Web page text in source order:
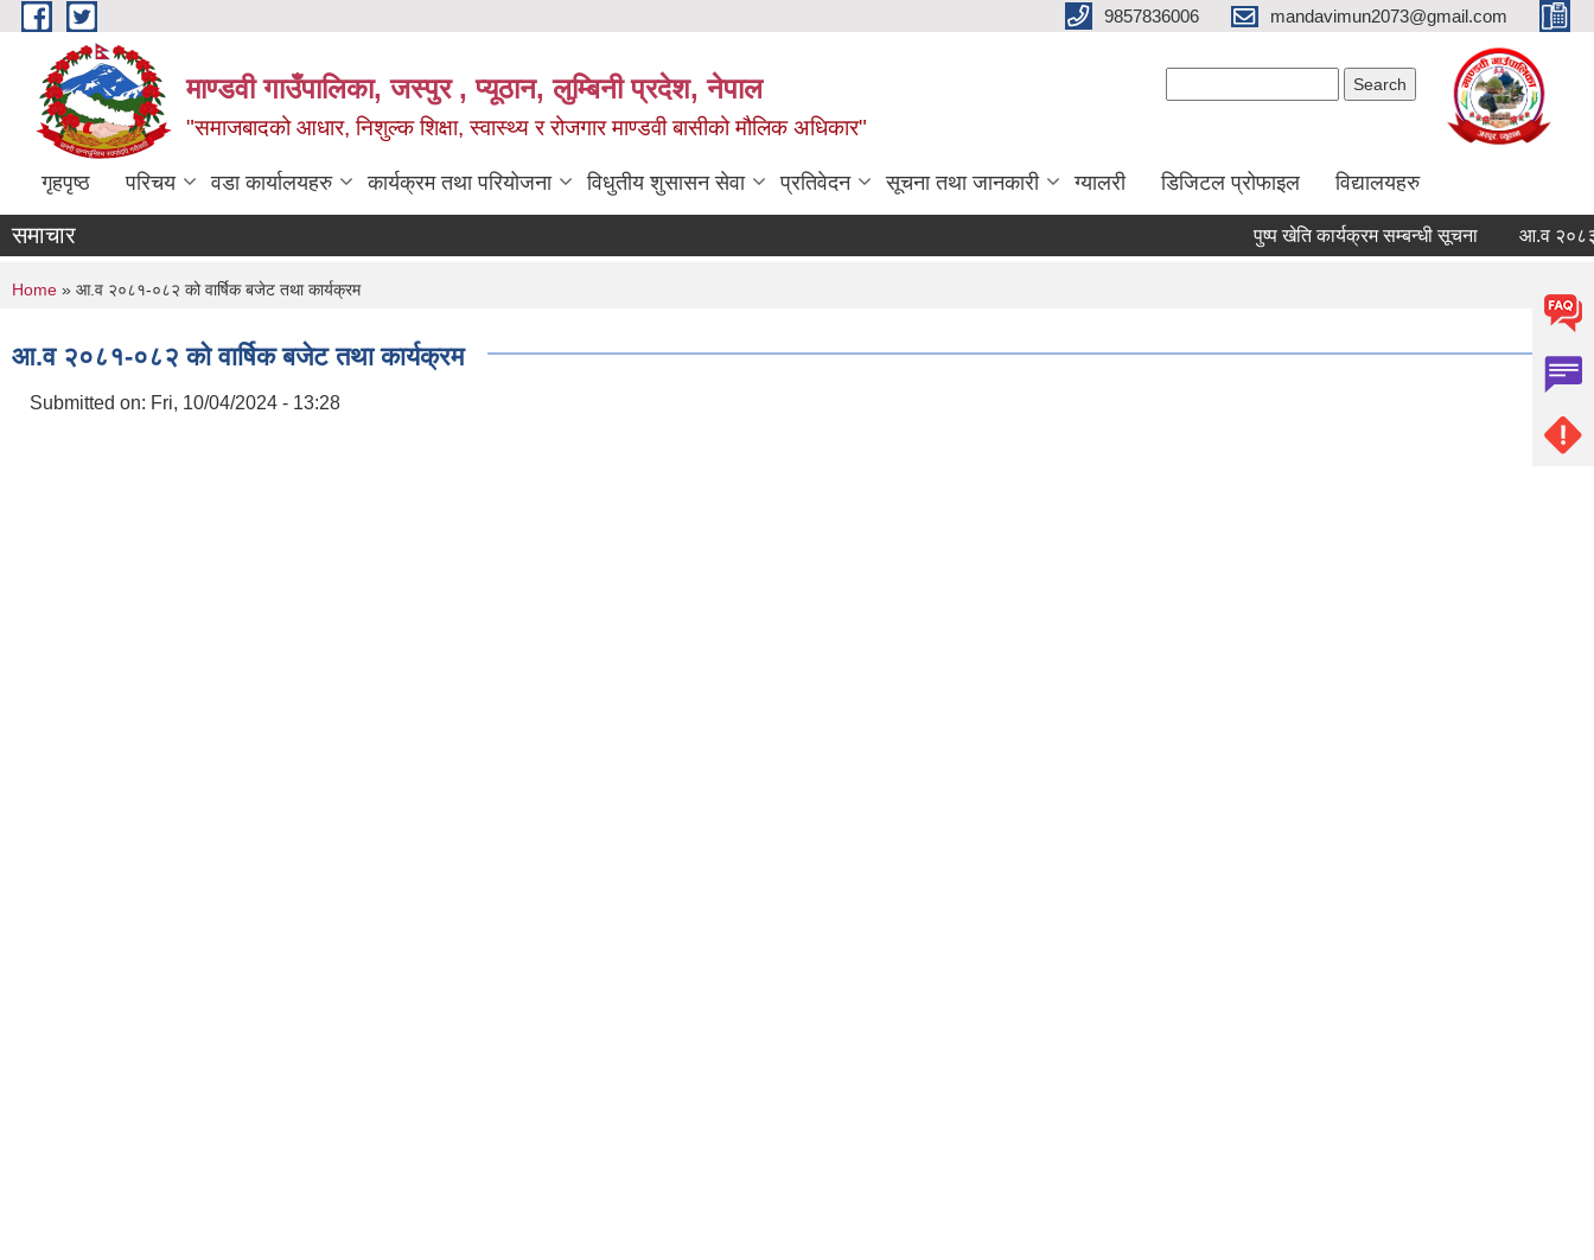
Skip to main content 9857836006 mandavimun2073@gmail.com
माण्डवी गाउँपालिका, जस्पुर , प्यूठान, लुम्बिनी प्रदेश, नेपाल
"समाजबादको आधार, निशुल्क शिक्षा, स्वास्थ्य र रोजगार माण्डवी बासीको मौलिक अधिकार"
गृहपृष्ठ परिचय वडा कार्यालयहरु कार्यक्रम तथा परियोजना विधुतीय शुसासन सेवा प्रतिवेदन सूचना तथा जानकारी ग्यालरी डिजिटल प्रोफाइल विद्यालयहरु
समाचार पुष्प खेति कार्यक्रम सम्बन्धी सूचना आ.व २०८३/०८४
You are here
Home » आ.व २०८१-०८२ को वार्षिक बजेट तथा कार्यक्रम
आ.व २०८१-०८२ को वार्षिक बजेट तथा कार्यक्रम
Submitted on: Fri, 10/04/2024 - 13:28